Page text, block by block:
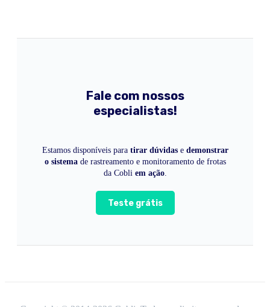
Fale com nossos
especialistas!
Estamos disponíveis para tirar dúvidase demonstrar
o sistemade rastreamento e monitoramento de frotas
da Cobli em ação.
Teste grátis